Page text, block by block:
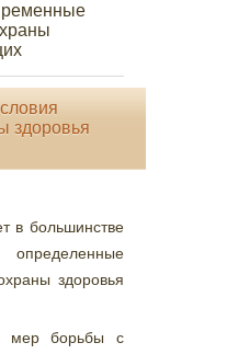
здоровья
в большинстве
здоровья
мер борьбы с